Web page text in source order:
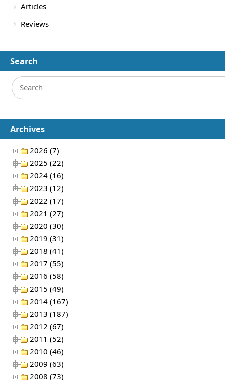
Articles
Reviews
Search
Archives
2026 (7)
2025 (22)
2024 (16)
2023 (12)
2022 (17)
2021 (27)
2020 (30)
2019 (31)
2018 (41)
2017 (55)
2016 (58)
2015 (49)
2014 (167)
2013 (187)
2012 (67)
2011 (52)
2010 (46)
2009 (63)
2008 (73)